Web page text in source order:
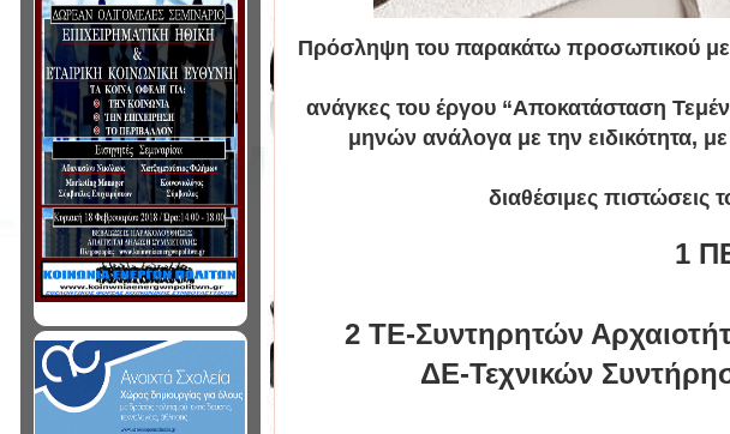
Πρόσληψη του παρακάτω προσωπικού με
ανάγκες του έργου “Αποκατάσταση
μηνών ανάλογα με την ειδικότητα,
διαθέσιμες πιστώσεις
1
2 ΤΕ-Συντηρητών
ΔΕ-Τεχνικών